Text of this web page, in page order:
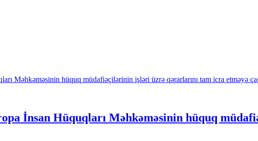
İnsan Hüquqları Məhkəməsinin hüquq